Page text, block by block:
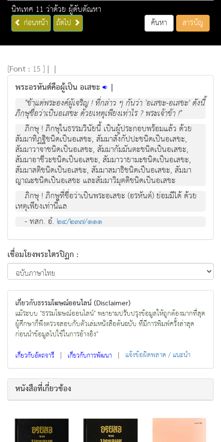
นิทเทศ 11 ว่าด้วย ผู้ดับตัณหา
ก่อนหน้า ถัดไป ค้นหา สารบัญ
[Font : 15 ] | |
พระอรหันต์คือผู้เป็น อเสขะ |
"ข้าแต่พระองค์ผู้เจริญ ! ที่กล่าว ๆ กันว่า 'อเสขะ-อเสขะ' ดังนี้
ภิกษุชื่อว่าเป็นอเสขะ ด้วยเหตุเพียงเท่าไร ? พระเจ้าข้า !"
ภิกษุ ! ภิกษุในธรรมวินัยนี้ เป็นผู้ประกอบพร้อมแล้ว ด้วย
สัมมาทิฏฐิชนิดเป็นอเสขะ, สัมมาสังกัปปะชนิดเป็นอเสขะ,
สัมมาวาจาชนิดเป็นอเสขะ, สัมมากัมมันตะชนิดเป็นอเสขะ,
สัมมาอาชีวะชนิดเป็นอเสขะ, สัมมาวายามะชนิดเป็นอเสขะ,
สัมมาสติชนิดเป็นอเสขะ, สัมมาสมาธิชนิดเป็นอเสขะ, สัมมา
ญาณะชนิดเป็นอเสขะ และสัมมาวิมุตติชนิดเป็นอเสขะ
ภิกษุ ! ภิกษุที่ชื่อว่าเป็นพระอเสขะ (อรหันต์) ย่อมมีได้ ด้วย
เหตุเพียงเท่านี้แล
- ทสก. อํ.๒๔/๒๓๗/๑๑๑
เชื่อมโยงพระไตรปิฏก :
เกี่ยวกับธรรมโฆษณ์ออนไลน์ (Disclaimer)
แม้ระบบ "ธรรมโฆษณ์ออนไลน์" พยายามปรับปรุงข้อมูลให้ถูกต้องมากที่สุด
ผู้ศึกษาก็พึงตรวจสอบกับตัวเล่มหนังสือต้นฉบับ ที่มีการพิมพ์ครั้งล่าสุด
ก่อนนำข้อมูลไปใช้ในการอ้างอิง"
เกี่ยวกับอัตถจารี | เกี่ยวกับการพัฒนา | แจ้งข้อผิดพลาด / แนะนำ
หนังสือที่เกี่ยวข้อง